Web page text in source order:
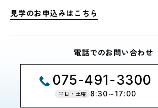
見学のお申込みはこちら
電話でのお問い合わせ
075-491-3300
平日・土曜 8:30～17:00